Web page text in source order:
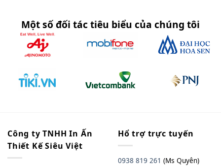
Một số đối tác tiêu biểu của chúng tôi
Công ty TNHH In Ấn
Thiết Kế Siêu Việt
Hổ trợ trực tuyến
0938 819 261 (Ms Quyên)